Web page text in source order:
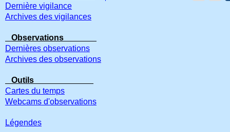
Dernière vigilance
Archives des vigilances
Observations
Dernières observations
Archives des observations
Outils
Cartes du temps
Webcams d'observations
Légendes